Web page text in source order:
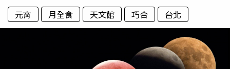
元宵 月全食 天文館 巧合 台北